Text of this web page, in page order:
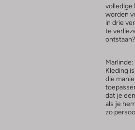
volledige
worden
in drie
te
Marlinde:
Kleding
die
dat je
als je
zo